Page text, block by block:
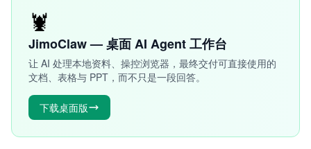
🦞
JimoClaw — 桌面 AI Agent 工作台
让 AI 处理本地资料、操控浏览器，最终交付可直接使用的
文档、表格与 PPT，而不只是一段回答。
下载桌面版